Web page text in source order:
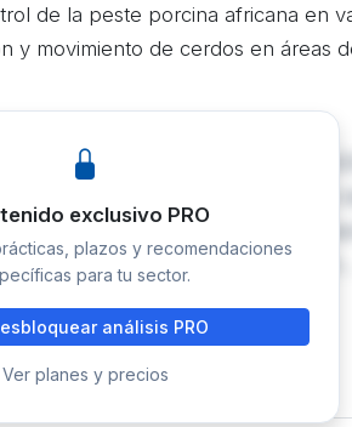
de la peste porcina africana en
y movimiento de cerdos en áreas
el anexo I del Reglamento
a medidas especiales de control
implica cambios en la
Estados miembros, lo que deter…
exclusivo PRO
plazos y recomendaciones
para tu sector.
análisis PRO
Ver planes y precios